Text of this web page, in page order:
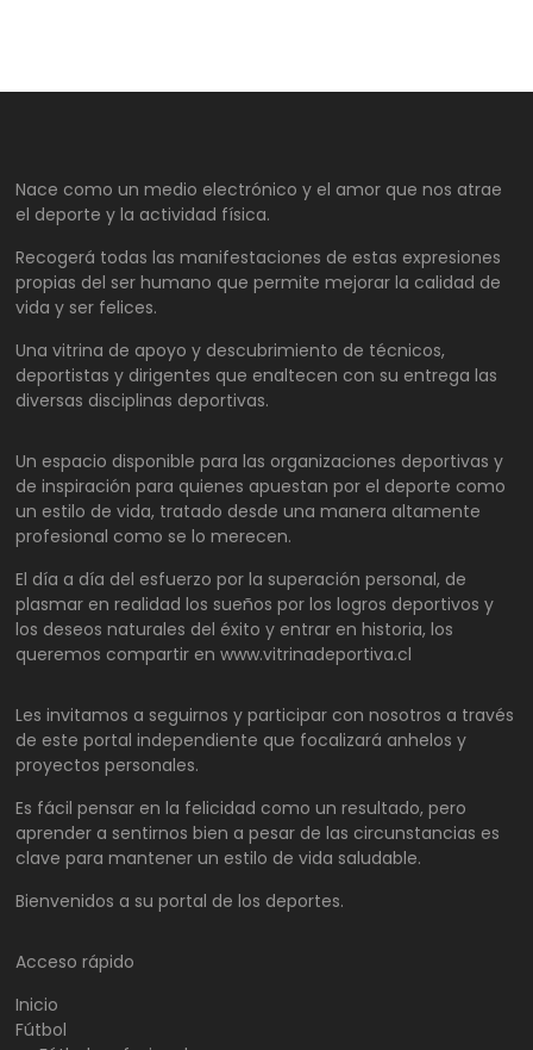
Nace como un medio electrónico y el amor que nos atrae
el deporte y la actividad física.
Recogerá todas las manifestaciones de estas expresiones
propias del ser humano que permite mejorar la calidad de
vida y ser felices.
Una vitrina de apoyo y descubrimiento de técnicos,
deportistas y dirigentes que enaltecen con su entrega las
diversas disciplinas deportivas.
Un espacio disponible para las organizaciones deportivas y
de inspiración para quienes apuestan por el deporte como
un estilo de vida, tratado desde una manera altamente
profesional como se lo merecen.
El día a día del esfuerzo por la superación personal, de
plasmar en realidad los sueños por los logros deportivos y
los deseos naturales del éxito y entrar en historia, los
queremos compartir en www.vitrinadeportiva.cl
Les invitamos a seguirnos y participar con nosotros a través
de este portal independiente que focalizará anhelos y
proyectos personales.
Es fácil pensar en la felicidad como un resultado, pero
aprender a sentirnos bien a pesar de las circunstancias es
clave para mantener un estilo de vida saludable.
Bienvenidos a su portal de los deportes.
Acceso rápido
Inicio
Fútbol